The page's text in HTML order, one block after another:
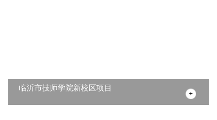
临沂市技师学院新校区项目